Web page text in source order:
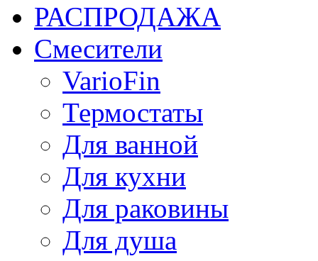
РАСПРОДАЖА
Смесители
VarioFin
Термостаты
Для ванной
Для кухни
Для раковины
Для душа